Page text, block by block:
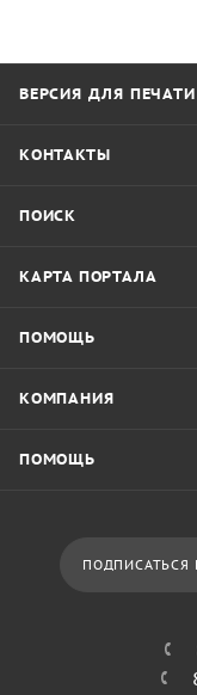
ВЕРСИЯ ДЛЯ ПЕЧАТИ
КОНТАКТЫ
ПОИСК
КАРТА ПОРТАЛА
ПОМОЩЬ
КОМПАНИЯ
ПОМОЩЬ
ПОДПИСАТЬСЯ